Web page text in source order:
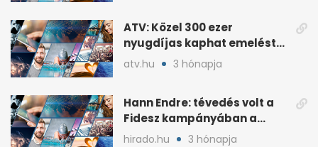
ATV: Közel 300 ezer
nyugdíjas kaphat emelést
idén a Tisza terve szerint
atv.hu 3 hónapja
Hann Endre: tévedés volt a
Fidesz kampányában a
háborús veszély
hirado.hu 3 hónapja